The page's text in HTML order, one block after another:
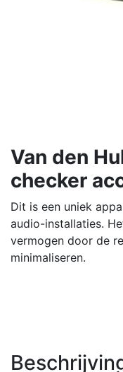
Van den
checker
Dit is een uniek
audio-installaties.
vermogen door de
minimaliseren.